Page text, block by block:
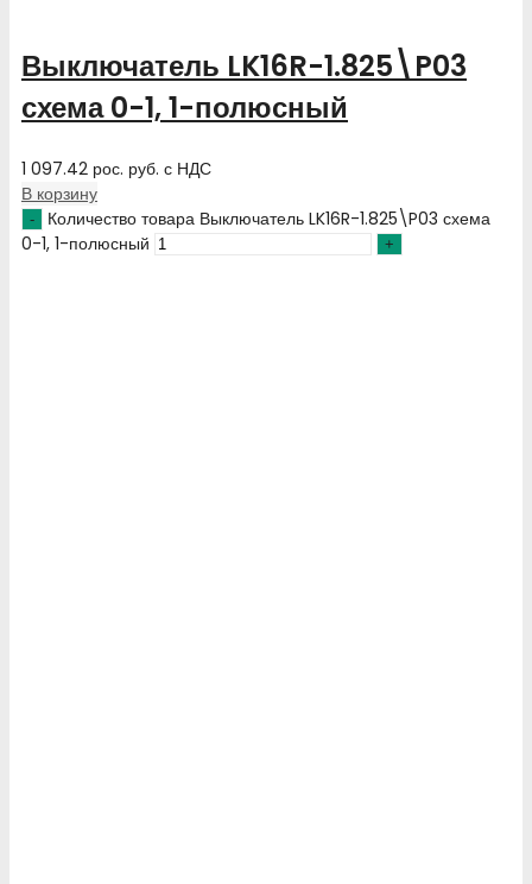
Выключатель LK16R-1.825\P03
схема 0-1, 1-полюсный
1 097.42 рос. руб. с НДС
В корзину
Количество товара Выключатель LK16R-1.825\P03 схема
0-1, 1-полюсный